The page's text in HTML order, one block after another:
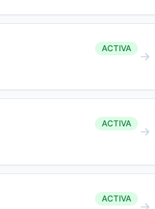
ACTIVA
ACTIVA
ACTIVA